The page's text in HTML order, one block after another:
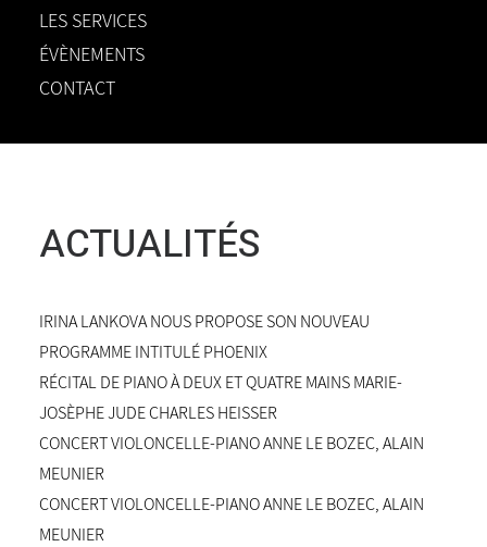
LES SERVICES
ÉVÈNEMENTS
CONTACT
ACTUALITÉS
IRINA LANKOVA NOUS PROPOSE SON NOUVEAU
PROGRAMME INTITULÉ PHOENIX
RÉCITAL DE PIANO À DEUX ET QUATRE MAINS MARIE-
JOSÈPHE JUDE CHARLES HEISSER
CONCERT VIOLONCELLE-PIANO ANNE LE BOZEC, ALAIN
MEUNIER
CONCERT VIOLONCELLE-PIANO ANNE LE BOZEC, ALAIN
MEUNIER